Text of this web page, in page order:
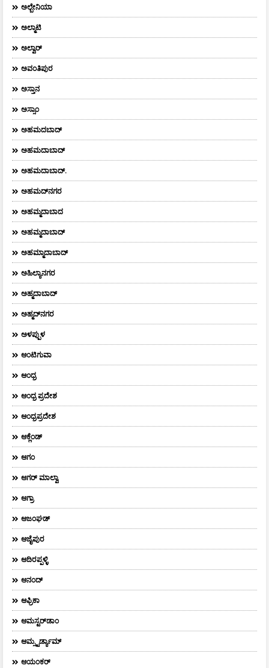
ಅಲ್ಬೇನಿಯಾ
ಅಲ್ಮಾಟಿ
ಅಲ್ವಾರ್
ಅವಂತಿಪುರ
ಅಸ್ತಾನ
ಅಸ್ಸಾಂ
ಅಹಮದಬಾದ್
ಅಹಮದಾಬಾದ್
ಅಹಮದಾಬಾದ್‌.
ಅಹಮದ್‌ನಗರ
ಅಹಮ್ಮದಾಬಾದ
ಅಹಮ್ಮದಾಬಾದ್
ಅಹಮ್ಮಾದಾಬಾದ್
ಅಹಿಲ್ಯಾನಗರ
ಅಹ್ಮದಾಬಾದ್
ಅಹ್ಮದ್‌ನಗರ
ಅಳಪ್ಪುಳ
ಆಂಟಿಗುವಾ
ಆಂಧ್ರ
ಆಂಧ್ರ ಪ್ರದೇಶ
ಆಂಧ್ರಪ್ರದೇಶ
ಆಕ್ಲೆಂಡ್
ಆಗಂ
ಆಗರ್‌ ಮಾಲ್ವಾ
ಆಗ್ರಾ
ಆಜಂಘಡ್
ಆಜೈಪುರ
ಆದಿರಪ್ಪಳ್ಳಿ
ಆನಂದ್‌
ಆಫ್ರಿಕಾ
ಆಮಸ್ಟರ್‌ಡಾಂ
ಆಮ್ಸ್ಟರ್ಡ್ಯಾಮ್
ಆಯಂಕರ್